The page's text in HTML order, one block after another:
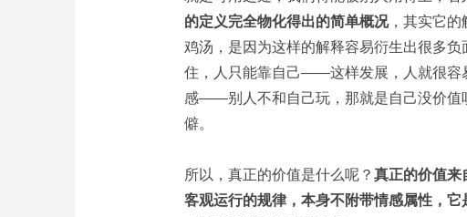
的定义完全物化得出的简单概况，其实它的
鸡汤，是因为这样的解释容易衍生出很多负
住，人只能靠自己——这样发展，人就很容
感——别人不和自己玩，那就是自己没价值
僻。
所以，真正的价值是什么呢？ 真正的价值来
客观运行的规律，本身不附带情感属性，